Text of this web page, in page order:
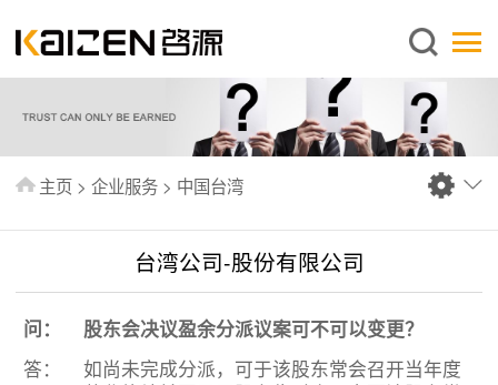
简体中文
关于启源
服务范围
新闻中心
出版刊物
常见问题
联系我们
主页 > 企业服务 > 中国台湾
台湾公司-股份有限公司
问：
股东会决议盈余分派议案可不可以变更？
答：
如尚未完成分派，可于该股东常会召开当年度